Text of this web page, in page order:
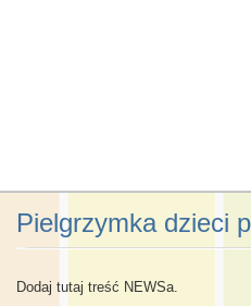
Pielgrzymka dzieci
Dodaj tutaj treść NEWSa.